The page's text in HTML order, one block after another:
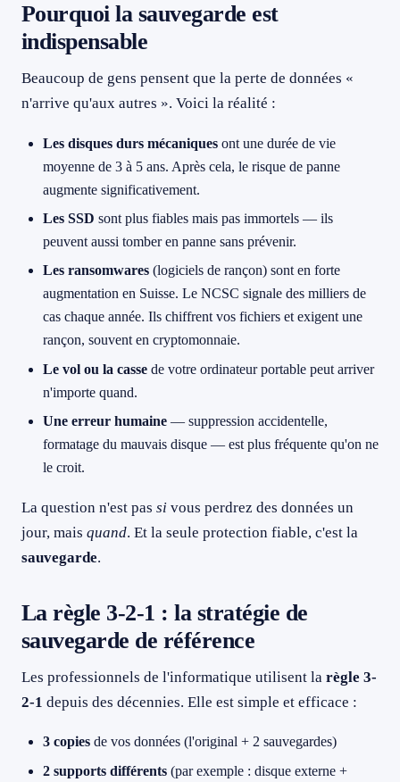
Pourquoi la sauvegarde est
indispensable
Beaucoup de gens pensent que la perte de données «
n'arrive qu'aux autres ». Voici la réalité :
Les disques durs mécaniques ont une durée de vie
moyenne de 3 à 5 ans. Après cela, le risque de panne
augmente significativement.
Les SSD sont plus fiables mais pas immortels — ils
peuvent aussi tomber en panne sans prévenir.
Les ransomwares (logiciels de rançon) sont en forte
augmentation en Suisse. Le NCSC signale des milliers de
cas chaque année. Ils chiffrent vos fichiers et exigent une
rançon, souvent en cryptomonnaie.
Le vol ou la casse de votre ordinateur portable peut arriver
n'importe quand.
Une erreur humaine — suppression accidentelle,
formatage du mauvais disque — est plus fréquente qu'on ne
le croit.
La question n'est pas si vous perdrez des données un
jour, mais quand. Et la seule protection fiable, c'est la
sauvegarde.
La règle 3-2-1 : la stratégie de
sauvegarde de référence
Les professionnels de l'informatique utilisent la règle 3-
2-1 depuis des décennies. Elle est simple et efficace :
3 copies de vos données (l'original + 2 sauvegardes)
2 supports différents (par exemple : disque externe +